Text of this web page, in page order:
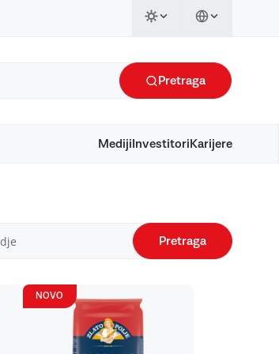
Pretraga
Mediji Investitori Karijere
Pretraga
NOVO